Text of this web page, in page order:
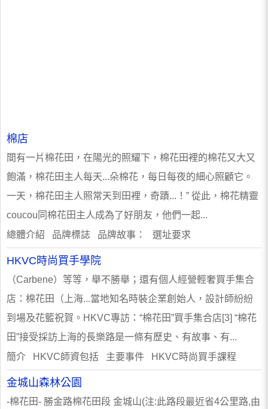
棉店
間有一片棉花田，在陽光的照耀下，棉花田裡的棉花又大又
飽滿，棉花田主人每天...朵棉花，每日每夜的細心照顧它。
一天，棉花田主人照常天到田裡，奇蹟...！” 從此，棉花精靈
coucou同棉花田主人成為了好朋友，他們一起...
總體介紹 品牌標誌 品牌故事： 選址要求
HKVC時尚買手學院
（Carbene）等等，舉不勝舉；還有個人經營輕奢買手集合
店：棉花田（上海...當地知名時裝企業創始人，設計師紛紛
到場及花籃祝賀。HKVC專訪：“棉花田”買手集合店[3] “棉花
田”接受採訪上海的長樂路是一條有歷史、有故事、有...
簡介 HKVC師資包括 主要事件 HKVC時尚買手課程
金城山森林公園
-棉花田- 勝金路棉花田段 金城山(注:此路段最近省4公里路,由